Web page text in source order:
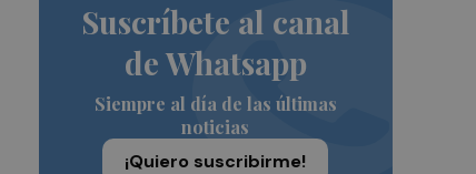
Suscríbete al canal
de Whatsapp
Siempre al día de las últimas
noticias
¡Quiero suscribirme!